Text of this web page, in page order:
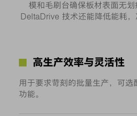
模和毛刷台确保板材表面无
DeltaDrive 技术还能降低能耗，
高生产效率与灵活性
用于要求苛刻的批量生产，可选
功能。